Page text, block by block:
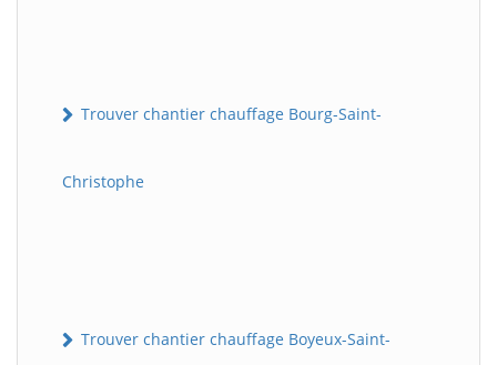
Trouver chantier chauffage Bourg-Saint-
Christophe
Trouver chantier chauffage Boyeux-Saint-